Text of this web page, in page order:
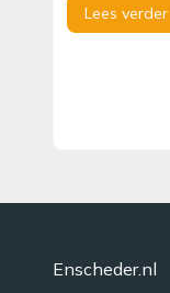
Lees verder
Enscheder.nl